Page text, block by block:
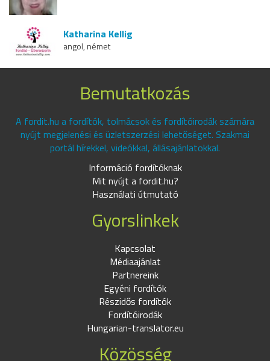
Katharina Kellig
angol, német
Bemutatkozás
A fordit.hu a fordítók, tolmácsok és fordítóirodák számára
nyújt megjelenési és üzletszerzési lehetőséget. Szakmai
portál hírekkel, videókkal, állásajánlatokkal.
Információ fordítóknak
Mit nyújt a fordit.hu?
Használati útmutató
Gyorslinkek
Kapcsolat
Médiaajánlat
Partnereink
Egyéni fordítók
Részidős fordítók
Fordítóirodák
Hungarian-translator.eu
Közösség